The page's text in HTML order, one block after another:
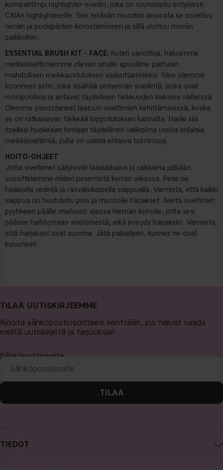
kompaktimpi highlighter-sivellin, joka on suunniteltu erityisesti
CAIAn highlightereille. Sen terävän muodon ansiosta se soveltuu
nenän ja poskipäiden korostamiseen ja sillä ulottuu moniin
paikkoihin.
ESSENTIAL BRUSH KIT - FACE: Kuten sanottua, haluamme
meikkisiveltimiemme olevan sinulle apuväline parhaan
mahdollisen meikkaustuloksen saavuttamiseksi. Siksi olemme
koonneet setin, joka sisältää seitsemän sivellintä, jotka ovat
monipuolisia ja antavat täydellisen tarkkuuden kaikissa vaiheissa.
Olemme panostaneet laatuun siveltimien kehittämisessä, koska
se on ratkaisevan tärkeää lopputuloksen kannalta. Hanki siis
itsellesi huokeaan hintaan täydellinen valikoima useita erilaisia
meikkisiveltimiä, joilla on useita erilaisia toimintoja.
HOITO-OHJEET
Jotta siveltimet säilyisivät laadukkaina ja raikkaina pitkään,
suosittelemme niiden pesemistä kerran viikossa. Pese ne
haalealla vedellä ja rasvaliukoisella saippualla. Varmista, että kaikki
saippua on huuhdeltu pois ja muotoile harjakset. Aseta siveltimet
pyyhkeen päälle mieluusti alaosa hieman koholle, jotta vesi
pääsee haihtumaan siveltimestä, eikä imeydy harjaksiin. Varmista,
että harjakset ovat suorina. Jätä paikalleen, kunnes ne ovat
kuivuneet.
TIEDOT
TILAA UUTISKIRJEEMME
Kirjoita sähköpostiosoitteesi kenttään, jos haluat saada
meiltä uutiskirjeitä ja tarjouksia!
Sähköpostiosoite
TILAA